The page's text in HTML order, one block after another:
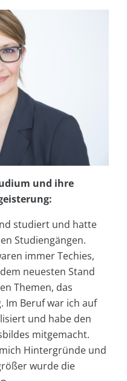
und ihre
studiert und hatte
Studiengängen.
immer Techies,
neuesten Stand
Themen, das
Im Beruf war ich auf
und habe den
mitgemacht.
Hintergründe und
wurde die